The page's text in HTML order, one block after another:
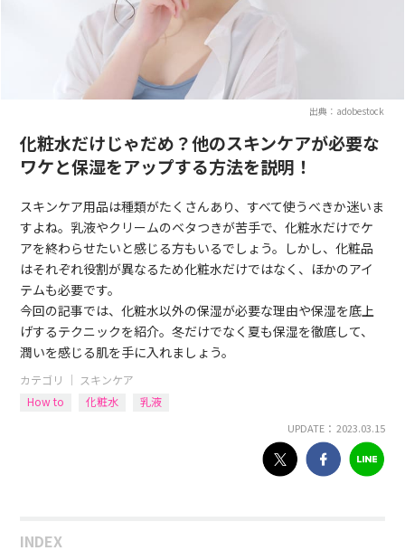
出典：adobestock
化粧水だけじゃだめ？他のスキンケアが必要な
ワケと保湿をアップする方法を説明！
スキンケア用品は種類がたくさんあり、すべて使うべきか迷いま
すよね。乳液やクリームのベタつきが苦手で、化粧水だけでケ
アを終わらせたいと感じる方もいるでしょう。しかし、化粧品
はそれぞれ役割が異なるため化粧水だけではなく、ほかのアイ
テムも必要です。
今回の記事では、化粧水以外の保湿が必要な理由や保湿を底上
げするテクニックを紹介。冬だけでなく夏も保湿を徹底して、
潤いを感じる肌を手に入れましょう。
カテゴリ ｜ スキンケア
How to
化粧水 乳液
UPDATE： 2023.03.15
INDEX